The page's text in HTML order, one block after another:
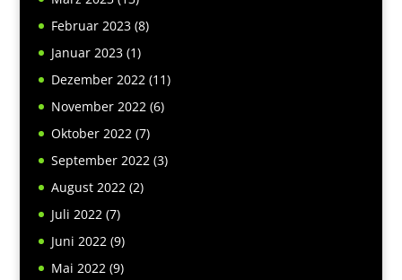
Februar 2023(8)
Januar 2023(1)
Dezember 2022(11)
November 2022(6)
Oktober 2022(7)
September 2022(3)
August 2022(2)
Juli 2022(7)
Juni 2022(9)
Mai 2022(9)